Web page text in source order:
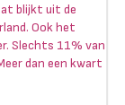
blijkt uit de
Ook het
Slechts 11% van
dan een kwart